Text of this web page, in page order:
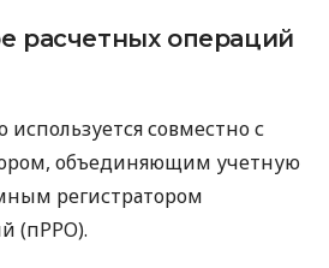
расчетных операций
используется совместно с
объединяющим учетную
регистратором
(пРРО).